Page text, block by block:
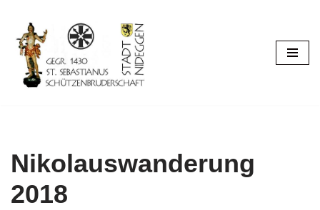
Zum
Inhalt
springen
Nikolauswanderung
2018